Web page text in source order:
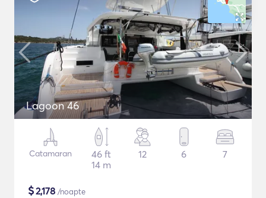
Lagoon 46
Catamaran
46 ft
14 m
12 6 7
$2,178 /noapte